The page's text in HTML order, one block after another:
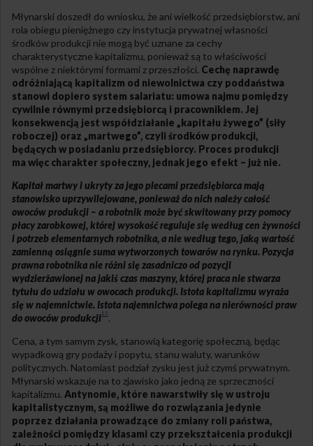
Młynarski doszedł do wniosku, że ani wielkość przedsiębiorstw, ani
rola obiegu pieniężnego czy instytucja prywatnej własności
środków produkcji nie mogą być uznane za cechy
charakterystyczne kapitalizmu, ponieważ są to właściwości
wspólne z niektórymi formami z przeszłości. Cechę naprawdę
odróżniającą kapitalizm od niewolnictwa czy poddaństwa
stanowi dopiero system salariatu: umowa najmu pomiędzy
cywilnie równymi przedsiębiorcą i pracownikiem. Jej
konsekwencją jest współdziałanie „kapitału żywego” (siły
roboczej) oraz „martwego”, czyli środków produkcji,
będących w posiadaniu przedsiębiorcy. Proces produkcji
ma więc charakter społeczny, jednak jego efekt – już nie.
Kapitał martwy i ukryty za jego plecami przedsiębiorca mają
stanowisko uprzywilejowane, ponieważ do nich należy całość
owoców produkcji – a robotnik może być skwitowany przy pomocy
płacy zarobkowej, której wysokość reguluje się według cen żywności
i potrzeb elementarnych robotnika, a nie według tego, jaką wartość
zamienną osiągnie suma wytworzonych towarów na rynku. Pozycja
prawna robotnika nie różni się zasadniczo od pozycji
wydzierżawionej na jakiś czas maszyny, której praca nie stwarza
tytułu do udziału w owocach produkcji. Istota kapitalizmu wyraża
się w najemnictwie. Istota najemnictwa polega na nierówności praw
do owoców produkcji15 .
Cena, a tym samym zysk, stanowią kategorię społeczną, będąc
wypadkową gry podaży i popytu, stanu waluty, warunków
politycznych. Natomiast podział zysku jest już czymś prywatnym.
Młynarski wskazuje na to zjawisko jako jedną ze sprzeczności
kapitalizmu. Antynomie, które nawarstwiły się w ustroju
kapitalistycznym, są możliwe do rozwiązania jedynie
poprzez działania prowadzące do zmiany roli państwa,
zależności pomiędzy klasami czy przekształcenia produkcji